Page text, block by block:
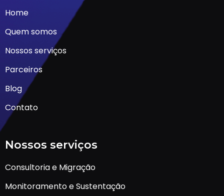
Home
Quem somos
Nossos serviços
Parceiros
Blog
Contato
Nossos serviços
Consultoria e Migração
Monitoramento e Sustentação